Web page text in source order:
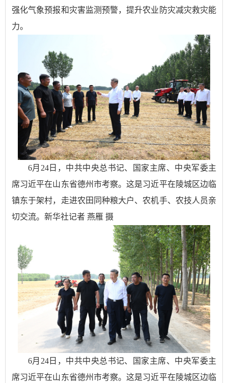
强化气象预报和灾害监测预警，提升农业防灾减灾救灾能
力。
6月24日，中共中央总书记、国家主席、中央军委主
席习近平在山东省德州市考察。这是习近平在陵城区边临
镇东于架村，走进农田同种粮大户、农机手、农技人员亲
切交流。新华社记者 燕雁 摄
6月24日，中共中央总书记、国家主席、中央军委主
席习近平在山东省德州市考察。这是习近平在陵城区边临